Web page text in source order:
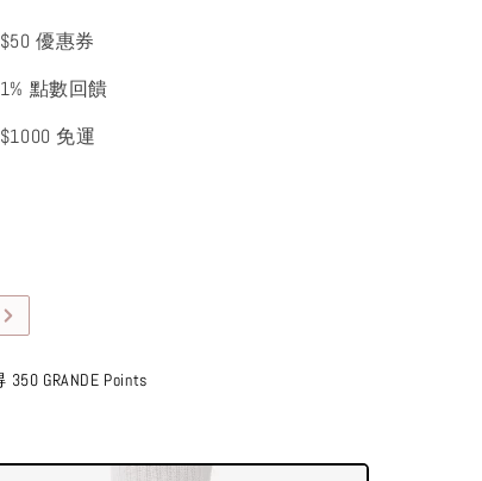
優惠券
點數回饋
免運
GRANDE Points